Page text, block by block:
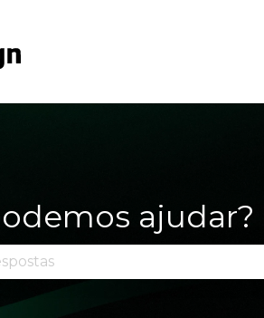
ajudar?
porque o campo de pesquisa